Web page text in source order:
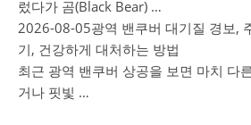
렀다가 곰(Black Bear) …
2026-08-05광역 밴쿠버 대기질 경보,
기, 건강하게 대처하는 방법
최근 광역 밴쿠버 상공을 보면 마치 다
거나 핏빛 …